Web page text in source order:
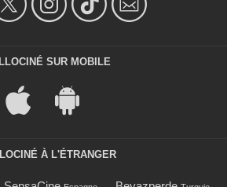
SUR MOBILE
À L'ÉTRANGER